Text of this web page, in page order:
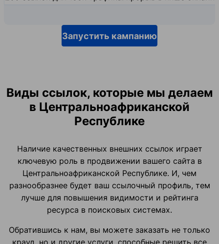
Запустить кампанию
Виды ссылок, которые мы делаем
в Центральноафриканской
Республике
Наличие качественных внешних ссылок играет
ключевую роль в продвижении вашего сайта в
Центральноафриканской Республике. И, чем
разнообразнее будет ваш ссылочный профиль, тем
лучше для повышения видимости и рейтинга
ресурса в поисковых системах.
Обратившись к нам, вы можете заказать не только